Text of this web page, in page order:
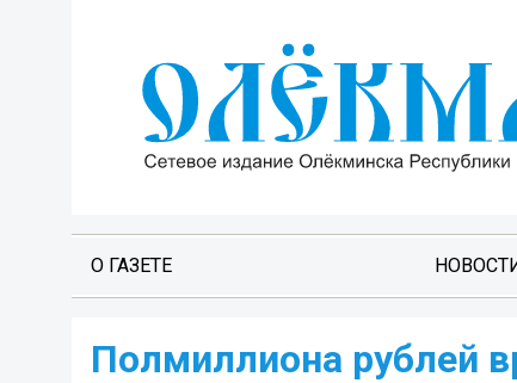
О ГАЗЕТЕ
Полмиллиона рублей